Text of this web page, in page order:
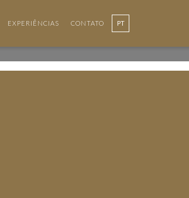
EXPERIÊNCIAS CONTATO PT